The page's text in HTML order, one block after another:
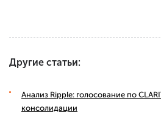
Другие статьи:
Анализ Ripple: голосование по
консолидации